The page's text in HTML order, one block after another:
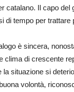
catalano. Il capo
di tempo per trattare
è sincera,
clima di crescente
situazione si
volontà,